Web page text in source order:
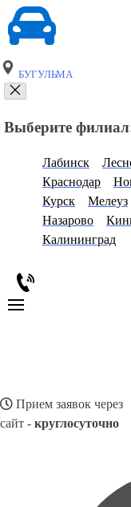
БУГУЛЬМА
Выберите
Лабинск
Краснодар
Курск
Мелеуз
Назарово
Калининград
Прием заявок через
сайт - круглосуточно